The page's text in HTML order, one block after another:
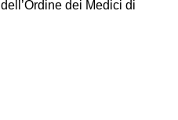
dei Medici di